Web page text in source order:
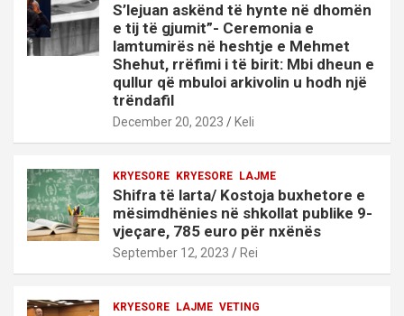
S’lejuan askënd të hynte në dhomën
e tij të gjumit”- Ceremonia e
lamtumirës në heshtje e Mehmet
Shehut, rrëfimi i të birit: Mbi dheun e
qullur që mbuloi arkivolin u hodh një
trëndafil
December 20, 2023 Keli
KRYESORE KRYESORE LAJME
Shifra të larta/ Kostoja buxhetore e
mësimdhënies në shkollat publike 9-
vjeçare, 785 euro për nxënës
September 12, 2023 Rei
KRYESORE LAJME VETING